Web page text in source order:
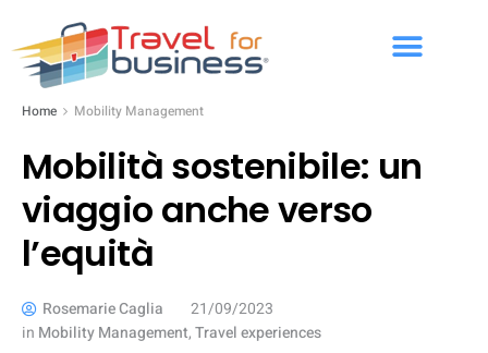
Home Mobility Management
Mobilità sostenibile: un
viaggio anche verso
l’equità
Rosemarie Caglia
21/09/2023
in Mobility Management,Travel experiences